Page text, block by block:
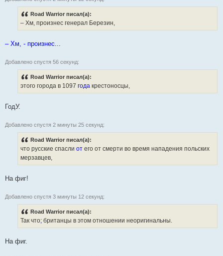
Road Warrior писал(а):
– Хм, произнес генерал Березин,
– Хм, - произнес...
Добавлено спустя 56 секунд:
Road Warrior писал(а):
этого города в 1097 года крестоносцы,
ГодУ.
Добавлено спустя 2 минуты 25 секунд:
Road Warrior писал(а):
что русские спасли от его от смерти во время нападения польских
мерзавцев,
На фиг!
Добавлено спустя 3 минуты 12 секунд:
Road Warrior писал(а):
Так что; британцы в этом отношении неоригинальны.
На фиг.